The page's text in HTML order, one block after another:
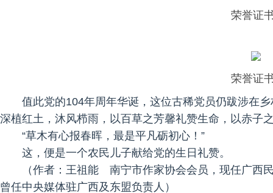
荣誉证
荣誉证
值此党的104年周年华诞，这位古稀党员仍跋涉在
深植红土，沐风栉雨，以百草之芳馨礼赞生命，以赤子
“草木有心报春晖，最是平凡砺初心！”
这，便是一个农民儿子献给党的生日礼赞。
（作者：王祖能 南宁市作家协会会员，现任广西
曾任中央媒体驻广西及东盟负责人）